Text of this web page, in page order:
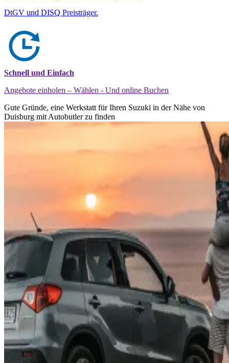
DtGV und DISQ Preisträger.
Schnell und Einfach
Angebote einholen – Wählen - Und online Buchen
Gute Gründe, eine Werkstatt für Ihren Suzuki in der Nähe von
Duisburg mit Autobutler zu finden